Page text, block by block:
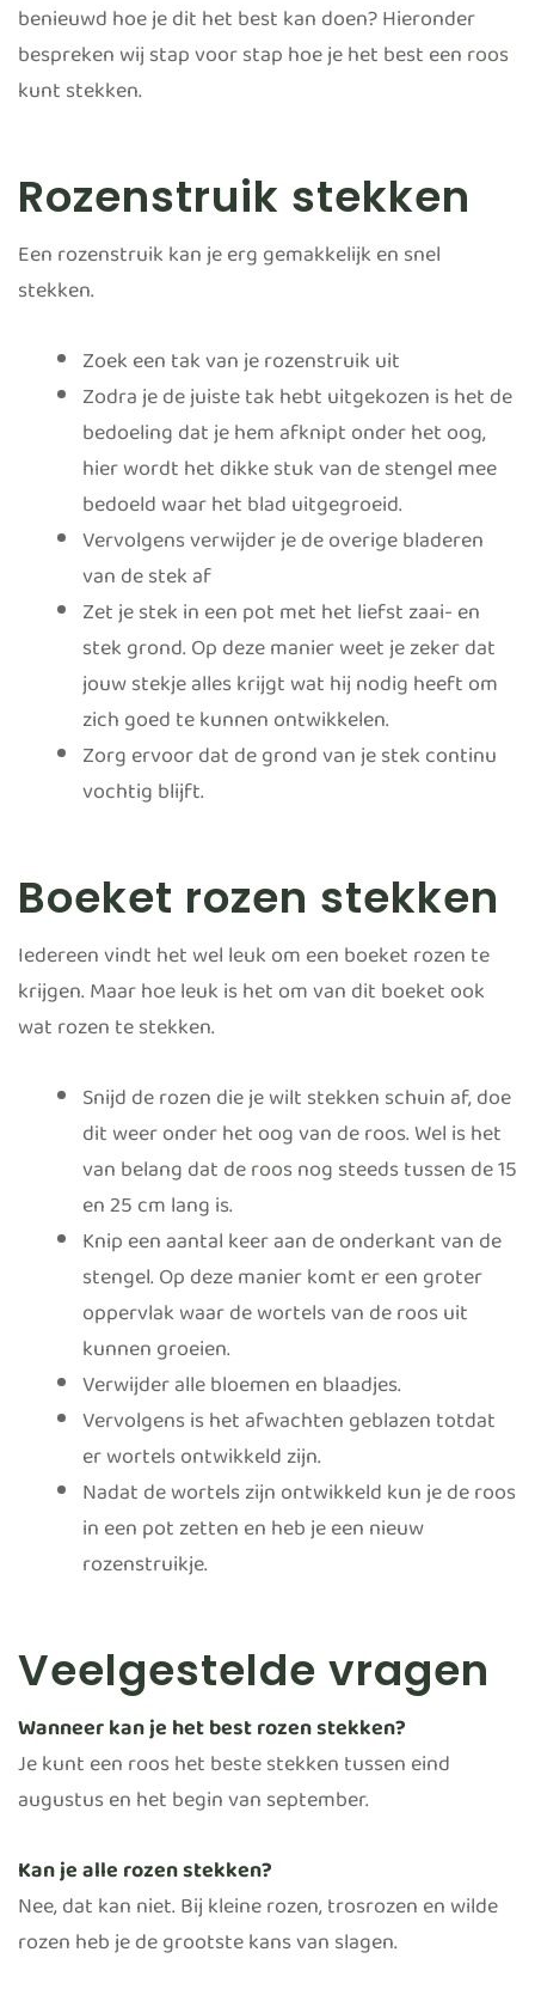
benieuwd hoe je dit het best kan doen? Hieronder
bespreken wij stap voor stap hoe je het best eenroos
kunt stekken.
Rozenstruik stekken
Een rozenstruik kan je erg gemakkelijk en snel
stekken.
Zoek een tak van je rozenstruik uit
Zodra je de juiste tak hebt uitgekozen is het de
bedoeling dat je hem afknipt onder het oog,
hier wordt het dikke stuk van de stengel mee
bedoeld waar het blad uitgegroeid.
Vervolgens verwijder je de overige bladeren
van de stek af
Zet je stek in een pot met het liefst zaai- en
stek grond. Op deze manier weet je zeker dat
jouw stekje alles krijgt wat hij nodig heeft om
zich goed te kunnen ontwikkelen.
Zorg ervoor dat de grond van je stek continu
vochtig blijft.
Boeket rozen stekken
Iedereen vindt het wel leuk om een boeket rozen te
krijgen. Maar hoe leuk is het om van dit boeket ook
wat rozen te stekken.
Snijd de rozen die je wilt stekken schuin af, doe
dit weer onder het oog van de roos. Wel is het
van belang dat deroosnog steeds tussen de 15
en 25 cm lang is.
Knip een aantal keer aan de onderkant van de
stengel. Op deze manier komt er een groter
oppervlak waar de wortels van de roos uit
kunnen groeien.
Verwijder alle bloemen en blaadjes.
Vervolgens is het afwachten geblazen totdat
er wortels ontwikkeld zijn.
Nadat de wortels zijn ontwikkeld kun je de roos
in een pot zetten en heb je een nieuw
rozenstruikje.
Veelgestelde vragen
Wanneer kan je het best rozen stekken?
Je kunt een roos het beste stekken tussen eind
augustus en het begin van september.
Kan je alle rozen stekken?
Nee, dat kan niet. Bij kleine rozen, trosrozen en wilde
rozen heb je de grootste kans van slagen.